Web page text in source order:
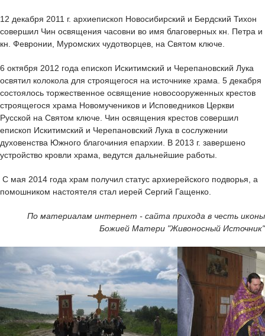
12 декабря 2011 г. архиепископ Новосибирский и Бердский Тихон
совершил Чин освящения часовни во имя благоверных кн. Петра и
кн. Февронии, Муромских чудотворцев, на Святом ключе.
6 октября 2012 года епископ Искитимский и Черепановский Лука
освятил колокола для строящегося на источнике храма. 5 декабря
состоялось торжественное освящение новосооруженных крестов
строящегося храма Новомучеников и Исповедников Церкви
Русской на Святом ключе. Чин освящения крестов совершил
епископ Искитимский и Черепановский Лука в сослужении
духовенства Южного благочиния епархии. В 2013 г. завершено
устройство кровли храма, ведутся дальнейшие работы.
С мая 2014 года храм получил статус архиерейского подворья, а
помошником настоятеля стал иерей Сергий Гащенко.
По материалам интернет - сайта прихода в честь иконы
Божией Матери "Живоносный Источник"